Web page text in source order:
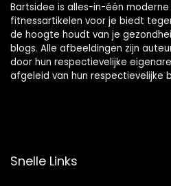
Bartsidee is alles-in-één
fitnessartikelen voor je biedt
de hoogte houdt van je
blogs. Alle afbeeldingen zijn
door hun respectievelijke
afgeleid van hun respectievelijke
Snelle Links